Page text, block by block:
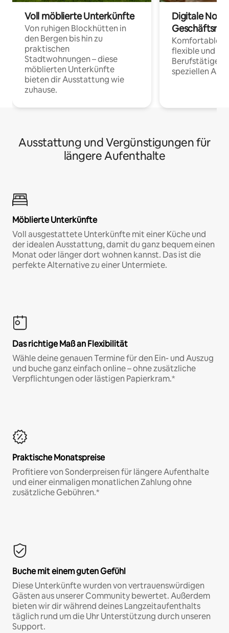
Voll möblierte Unterkünfte
Von ruhigen Blockhütten in
den Bergen bis hin zu
praktischen
Stadtwohnungen – diese
möblierten Unterkünfte
bieten dir Ausstattung wie
zuhause.
Digitale
Komfortable
flexible und
Berufstätige
speziellen
Ausstattung und Vergünstigungen für
längere Aufenthalte
Möblierte Unterkünfte
Voll ausgestattete Unterkünfte mit einer Küche und
der idealen Ausstattung, damit du ganz bequem einen
Monat oder länger dort wohnen kannst. Das ist die
perfekte Alternative zu einer Untermiete.
Das richtige Maß an Flexibilität
Wähle deine genauen Termine für den Ein- und Auszug
und buche ganz einfach online – ohne zusätzliche
Verpflichtungen oder lästigen Papierkram.*
Praktische Monatspreise
Profitiere von Sonderpreisen für längere Aufenthalte
und einer einmaligen monatlichen Zahlung ohne
zusätzliche Gebühren.*
Buche mit einem guten Gefühl
Diese Unterkünfte wurden von vertrauenswürdigen
Gästen aus unserer Community bewertet. Außerdem
bieten wir dir während deines Langzeitaufenthalts
täglich rund um die Uhr Unterstützung durch unseren
Support.